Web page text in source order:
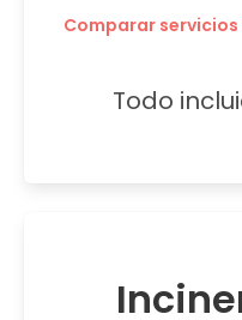
Comparar
Todo